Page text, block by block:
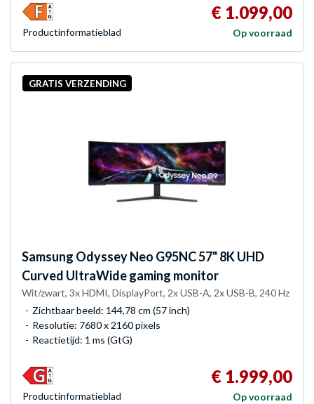
€ 1.099,00
Op voorraad
Product­informatieblad
GRATIS VERZENDING
Samsung Odyssey Neo G95NC 57" 8K UHD
Curved UltraWide gaming monitor
Wit/zwart, 3x HDMI, DisplayPort, 2x USB-A, 2x USB-B, 240 Hz
Zichtbaar beeld: 144,78 cm (57 inch)
Resolutie: 7680 x 2160 pixels
Reactietijd: 1 ms (GtG)
€ 1.999,00
Op voorraad
Product­informatieblad